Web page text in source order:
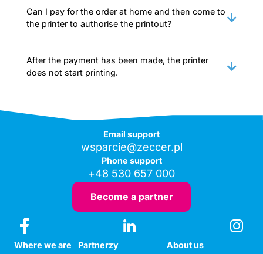
Can I pay for the order at home and then come to
the printer to authorise the printout?
After the payment has been made, the printer
does not start printing.
Email support
wsparcie@zeccer.pl
Phone support
+48 530 657 000
Become a partner
Where we are
Partnerzy
About us